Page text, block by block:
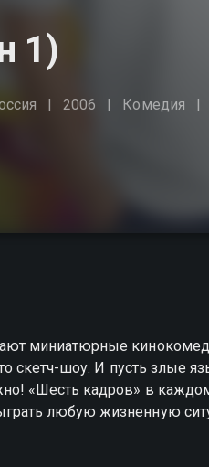
1)
2006 Комедия
миниатюрные
скетч-шоу. И пусть злые
«Шесть кадров» в
любую жизненную
кадров вы можете